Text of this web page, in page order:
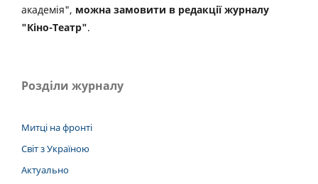
академія", можна замовити в редакції журналу
"Кіно-Театр".
Розділи журналу
Митці на фронті
Світ з Україною
Актуально